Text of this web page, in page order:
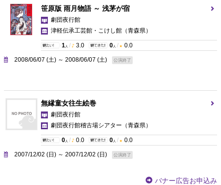
笹原版 雨月物語 ～ 浅茅が宿
劇団夜行館
津軽伝承工芸館・こけし館 （青森県）
1 人 / 3.0 0 人 / 0.0
2008/06/07 (土) ～ 2008/06/07 (土) 公演終了
無縁童女往生絵巻
劇団夜行館
劇団夜行館稽古場シアター （青森県）
0 人 / 0.0 0 人 / 0.0
2007/12/02 (日) ～ 2007/12/02 (日) 公演終了
バナー広告お申込み